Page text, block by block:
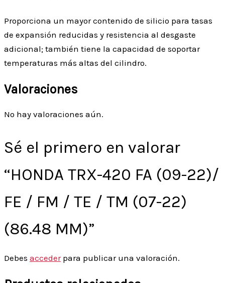
Proporciona un mayor contenido de silicio para tasas
de expansión reducidas y resistencia al desgaste
adicional; también tiene la capacidad de soportar
temperaturas más altas del cilindro.
Valoraciones
No hay valoraciones aún.
Sé el primero en valorar
“HONDA TRX-420 FA (09-22)/
FE / FM / TE / TM (07-22)
(86.48 MM)”
Debes accederpara publicar una valoración.